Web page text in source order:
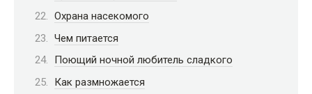
Охрана насекомого
Чем питается
Поющий ночной любитель сладкого
Как размножается